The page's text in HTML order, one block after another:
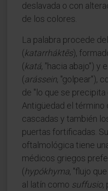
deslavada o con
de los colores.
La palabra procede
(katarrháktēs),
(katá, "hacia abajo") y
(arássein, "golpear"),
de "lo que se precipita
Antigüedad el término
cascadas y también
puertas fortificadas.
oftalmológica tiene
médicos griegos
(hypókhyma, "flujo
al latín como suffusio,